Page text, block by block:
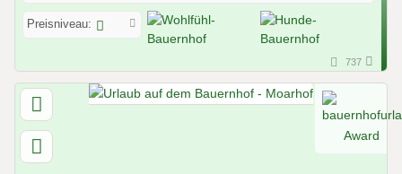
Preisniveau:
737